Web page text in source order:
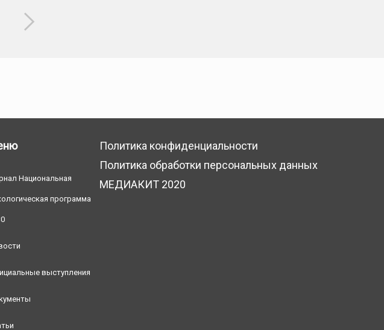
Национальная
программа
выступления
Политика конфиденциальности
Политика обработки персональных данных
МЕДИАКИТ 2020